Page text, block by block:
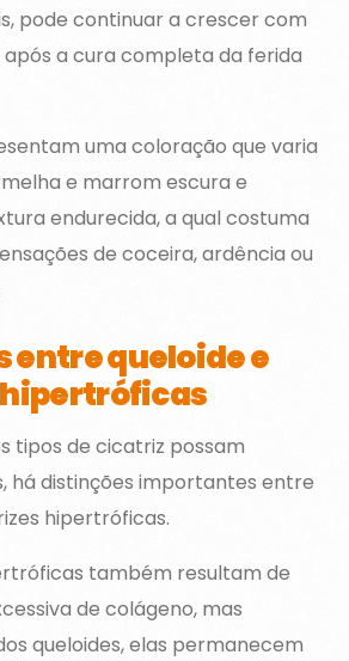
pode continuar a crescer com
a cura completa da ferida
uma coloração que varia
e marrom escura e
endurecida, a qual costuma
de coceira, ardência ou
entre queloide e
tipos de cicatriz possam
há distinções importantes entre
hipertróficas.
também resultam de
de colágeno, mas
queloides, elas permanecem